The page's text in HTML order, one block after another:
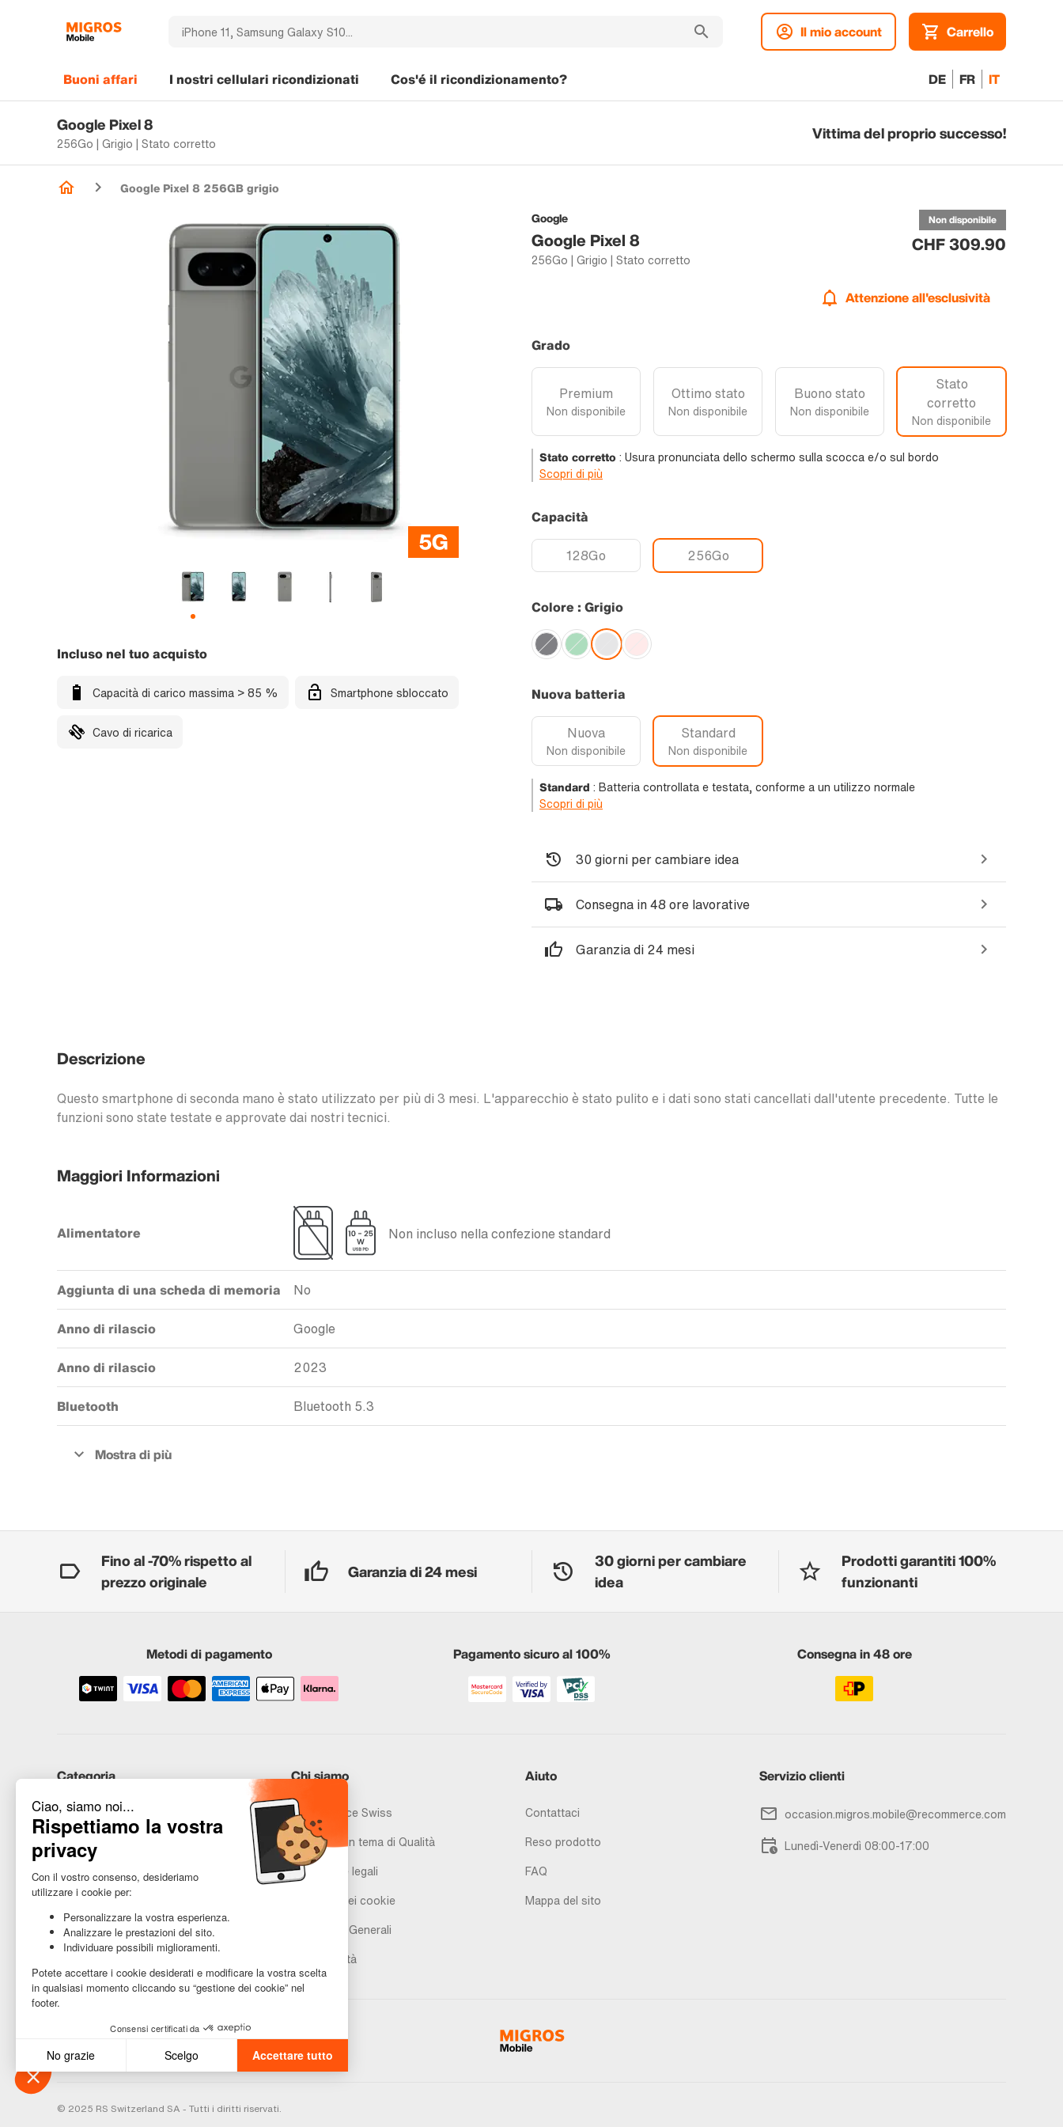
Il mio account Carrello
DE FR IT
Buoni affari I nostri cellulari ricondizionati Cos'é il ricondizionamento?
Google Pixel 8
256Go | Grigio | Stato corretto
Vittima del proprio successo!
Google Pixel 8 256GB grigio
Google
Google Pixel 8
256Go | Grigio | Stato corretto
Non disponibile
Incluso nel tuo acquisto
Capacità di carico massima > 85 % Smartphone sbloccato
Cavo di ricarica
CHF 309.90
Attenzione all'esclusività
Grado
Premium
Non disponibile
Ottimo stato
Non disponibile
Buono stato
Non disponibile
Stato
corretto
Non disponibile
Stato corretto: Usura pronunciata dello schermo sulla scocca e/o sul bordo
Scopri di più
Capacità
128Go 256Go
Colore : Grigio
Nuova batteria
Nuova
Non disponibile
Standard
Non disponibile
Standard : Batteria controllata e testata, conforme a un utilizzo normale
Scopri di più
30 giorni per cambiare idea
Consegna in 48 ore lavorative
Garanzia di 24 mesi
Descrizione
Questo smartphone di seconda mano è stato utilizzato per più di 3 mesi. L'apparecchio è stato pulito e i dati sono stati cancellati dall'utente precedente. Tutte le
funzioni sono state testate e approvate dai nostri tecnici.
Maggiori Informazioni
Alimentatore Non incluso nella confezione standard
Aggiunta di una scheda di memoria No
Anno di rilascio Google
Anno di rilascio 2023
Bluetooth Bluetooth 5.3
Fino al -70% rispetto al
prezzo originale
Garanzia di 24 mesi
30 giorni per cambiare
idea
Prodotti garantiti 100%
funzionanti
Metodi di pagamento Pagamento sicuro al 100% Consegna in 48 ore
Categoria
iPhone
Samsung
Huawei
Hai bisogno di aiuto?
Chi siamo
Recommerce Swiss
Promesse in tema di Qualità
Avvertenze legali
Gestione dei cookie
Condizioni Generali
Accessibilità
Aiuto
Contattaci
Reso prodotto
FAQ
Mappa del sito
Servizio clienti
occasion.migros.mobile@recommerce.com
Lunedì-Venerdì 08:00-17:00
© 2025 RS Switzerland SA - Tutti i diritti riservati.